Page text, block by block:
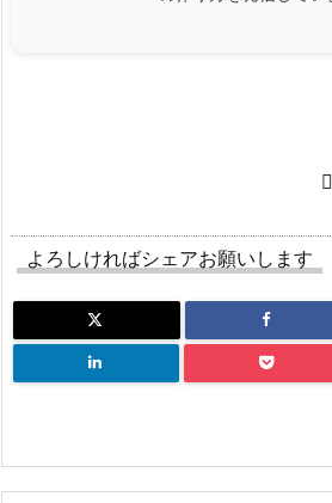

よろしければシェアお願いします